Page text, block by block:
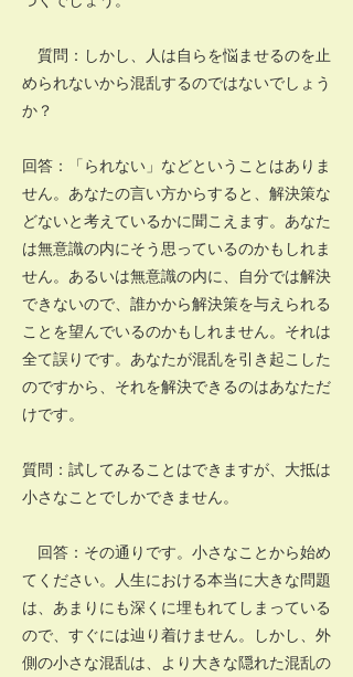
質問：しかし、人は自らを悩ませるのを止
められないから混乱するのではないでしょう
か？
回答：「られない」などということはありま
せん。あなたの言い方からすると、解決策な
どないと考えているかに聞こえます。あなた
は無意識の内にそう思っているのかもしれま
せん。あるいは無意識の内に、自分では解決
できないので、誰かから解決策を与えられる
ことを望んでいるのかもしれません。それは
全て誤りです。あなたが混乱を引き起こした
のですから、それを解決できるのはあなただ
けです。
質問：試してみることはできますが、大抵は
小さなことでしかできません。
回答：その通りです。小さなことから始め
てください。人生における本当に大きな問題
は、あまりにも深くに埋もれてしまっている
ので、すぐには辿り着けません。しかし、外
側の小さな混乱は、より大きな隠れた混乱の